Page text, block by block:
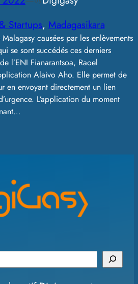
Startups, Madagasikara
causées par les enlèvements
se sont succédés ces derniers
l’ENI Fianarantsoa, Raoel
Alaivo Aho. Elle permet de
en envoyant directement un lien
L’application du moment